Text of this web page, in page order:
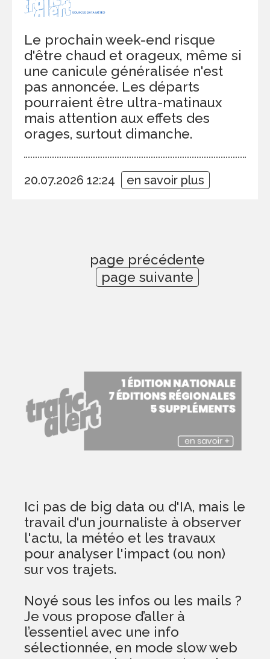
Le prochain week-end risque
d'être chaud et orageux, même si
une canicule généralisée n'est
pas annoncée. Les départs
pourraient être ultra-matinaux
mais attention aux effets des
orages, surtout dimanche.
20.07.2026 12:24 en savoir plus
page précédente
page suivante
Ici pas de big data ou d'IA, mais le
travail d'un journaliste à observer
l'actu, la météo et les travaux
pour analyser l'impact (ou non)
sur vos trajets.
Noyé sous les infos ou les mails ?
Je vous propose d’aller à
l’essentiel avec une info
sélectionnée, en mode slow web